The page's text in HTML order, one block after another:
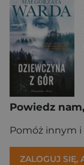
Powiedz
Pomóż innym
ZALOGUJ SIĘ,